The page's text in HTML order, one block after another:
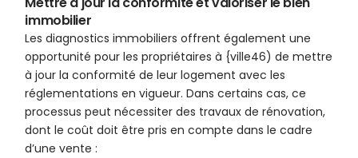
immobilier
Les diagnostics immobiliers offrent également une
opportunité pour les propriétaires à {ville46) de mettre
à jour la conformité de leur logement avec les
réglementations en vigueur. Dans certains cas, ce
processus peut nécessiter des travaux de rénovation,
dont le coût doit être pris en compte dans le cadre
d’une vente :